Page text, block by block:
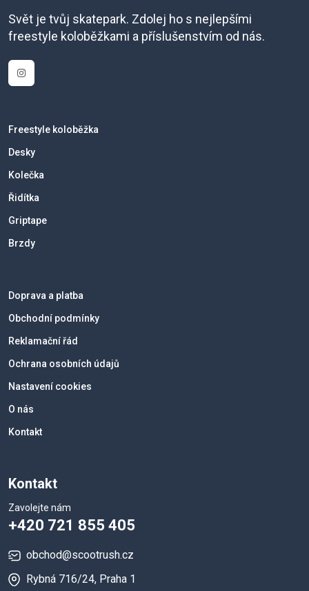
Svět je tvůj skatepark. Zdolej ho s nejlepšími
freestyle koloběžkami a příslušenstvím od nás.
Freestyle koloběžka
Desky
Kolečka
Řidítka
Griptape
Brzdy
Doprava a platba
Obchodní podmínky
Reklamační řád
Ochrana osobních údajů
Nastavení cookies
O nás
Kontakt
Kontakt
Zavolejte nám
+420 721 855 405
obchod@scootrush.cz
Rybná 716/24, Praha 1